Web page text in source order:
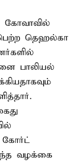
கோவாவில்
தெஹல்கா
பாலியல்
கோர்ட்
வழக்கை